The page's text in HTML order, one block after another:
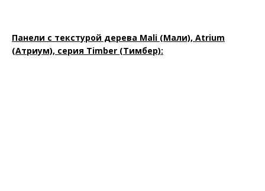
Панели с текстурой дерева Mali (Мали), Atrium
(Атриум), серия Timber (Тимбер):